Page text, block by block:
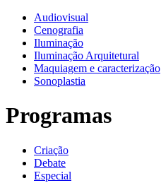
Audiovisual
Cenografia
Iluminação
Iluminação Arquitetural
Maquiagem e caracterização
Sonoplastia
Programas
Criação
Debate
Especial